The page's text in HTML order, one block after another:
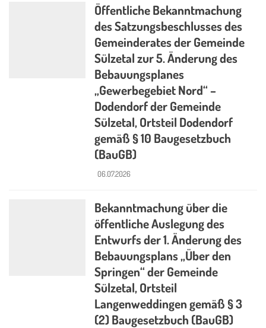
Öffentliche Bekanntmachung
des Satzungsbeschlusses des
Gemeinderates der Gemeinde
Sülzetal zur 5. Änderung des
Bebauungsplanes
„Gewerbegebiet Nord“ –
Dodendorf der Gemeinde
Sülzetal, Ortsteil Dodendorf
gemäß § 10 Baugesetzbuch
(BauGB)
06.07.2026
Bekanntmachung über die
öffentliche Auslegung des
Entwurfs der 1. Änderung des
Bebauungsplans „Über den
Springen“ der Gemeinde
Sülzetal, Ortsteil
Langenweddingen gemäß § 3
(2) Baugesetzbuch (BauGB)